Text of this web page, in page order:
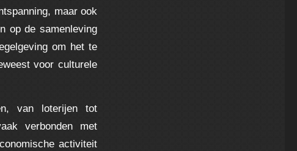
maar ook
op de samenleving
om het te
voor culturele
van loterijen tot
verbonden met
activiteit